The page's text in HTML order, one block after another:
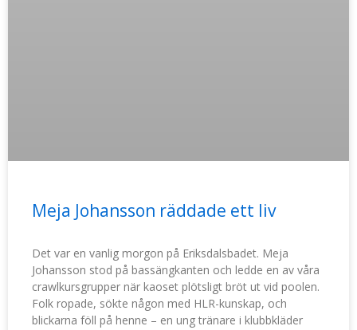
Meja Johansson räddade ett liv
Det var en vanlig morgon på Eriksdalsbadet. Meja
Johansson stod på bassängkanten och ledde en av våra
crawlkursgrupper när kaoset plötsligt bröt ut vid poolen.
Folk ropade, sökte någon med HLR-kunskap, och
blickarna föll på henne – en ung tränare i klubbkläder